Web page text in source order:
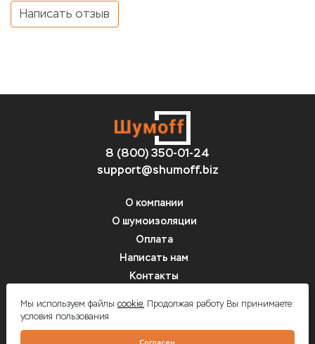
Написать отзыв
8 (800) 350-01-24
support@shumoff.biz
О компании
О шумоизоляции
Оплата
Написать нам
Контакты
Шумоff - шумоизоляция автомобилей
Мы используем файлы cookie.Продолжая работу Вы принимаете
условия пользования